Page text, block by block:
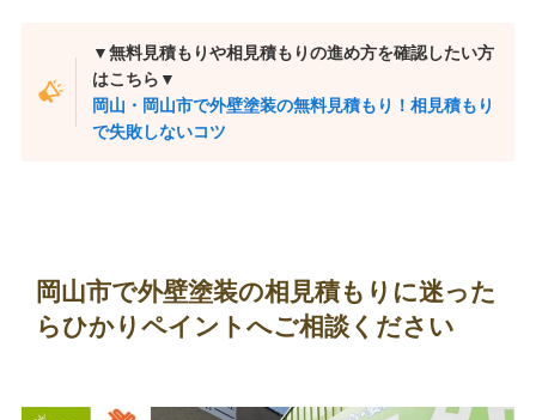
▼無料見積もりや相見積もりの進め方を確認したい方
はこちら▼
岡山・岡山市で外壁塗装の無料見積もり！相見積もり
で失敗しないコツ
岡山市で外壁塗装の相見積もりに迷った
らひかりペイントへご相談ください